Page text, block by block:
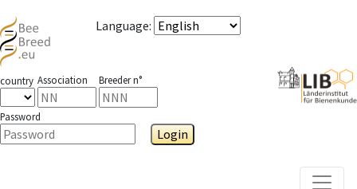
Language:
country Association Breeder n°
Password
Login